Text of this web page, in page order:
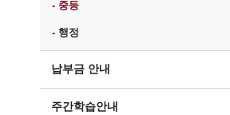
- 중등
- 행정
납부금 안내
주간학습안내